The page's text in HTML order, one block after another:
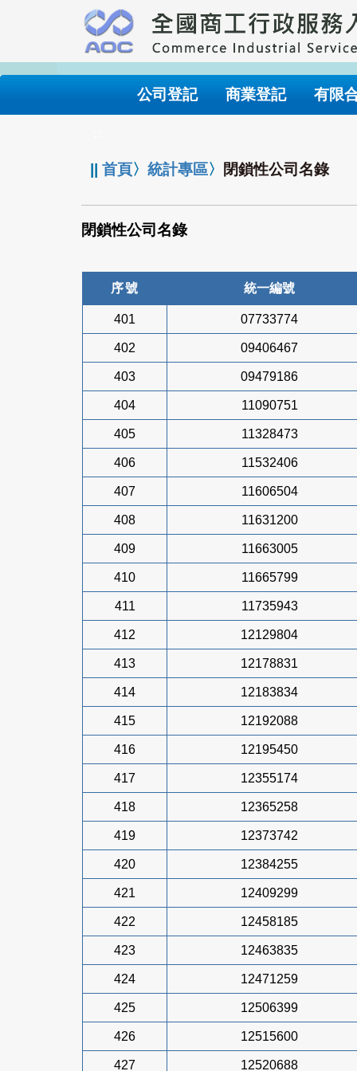
要
內
公司登記 商業登記 有限
||首頁〉統計專區〉 閉鎖性公司名錄
閉鎖性公司名錄
序號 統一編號
401 07733774
402 09406467
403 09479186
404 11090751
405 11328473
406 11532406
407 11606504
408 11631200
409 11663005
410 11665799
411 11735943
412 12129804
413 12178831
414 12183834
415 12192088
416 12195450
417 12355174
418 12365258
419 12373742
420 12384255
421 12409299
422 12458185
423 12463835
424 12471259
425 12506399
426 12515600
427 12520688